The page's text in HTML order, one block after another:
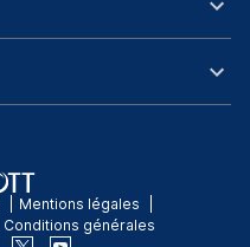
Mentions légales
Conditions générales